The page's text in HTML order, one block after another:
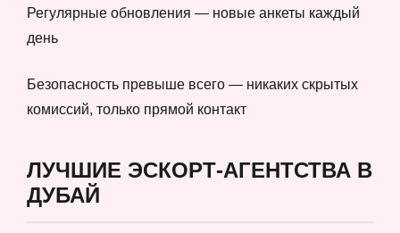
Регулярные обновления — новые анкеты каждый
день
Безопасность превыше всего — никаких скрытых
комиссий, только прямой контакт
ЛУЧШИЕ ЭСКОРТ-АГЕНТСТВА В
ДУБАЙ